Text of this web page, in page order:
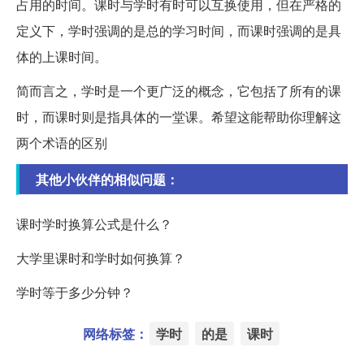
占用的时间。课时与学时有时可以互换使用，但在严格的
定义下，学时强调的是总的学习时间，而课时强调的是具
体的上课时间。
简而言之，学时是一个更广泛的概念，它包括了所有的课
时，而课时则是指具体的一堂课。希望这能帮助你理解这
两个术语的区别
其他小伙伴的相似问题：
课时学时换算公式是什么？
大学里课时和学时如何换算？
学时等于多少分钟？
网络标签： 学时 的是 课时